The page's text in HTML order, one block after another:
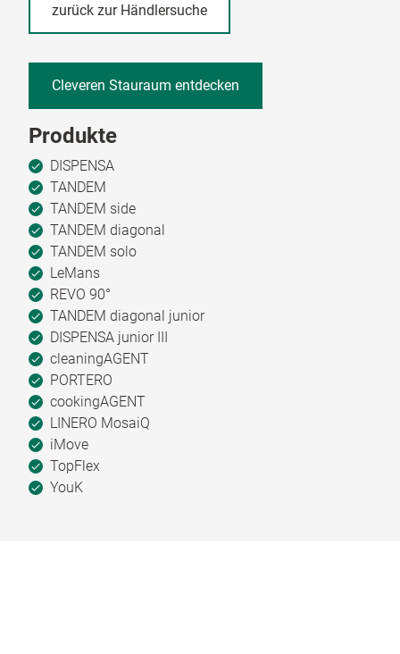
zurück zur Händlersuche
Cleveren Stauraum entdecken
Produkte
DISPENSA
TANDEM
TANDEM side
TANDEM diagonal
TANDEM solo
LeMans
REVO 90°
TANDEM diagonal junior
DISPENSA junior III
cleaningAGENT
PORTERO
cookingAGENT
LINERO MosaiQ
iMove
TopFlex
YouK